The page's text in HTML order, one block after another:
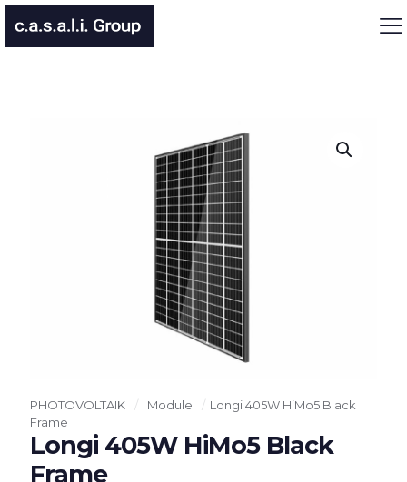
PHOTOVOLTAIK / Module / Longi 405W HiMo5 Black
Frame
Longi 405W HiMo5 Black
Frame